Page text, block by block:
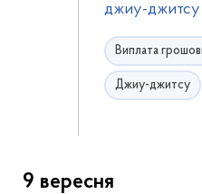
джиу-джитсу
Виплата
Джиу-джитсу
9 вересня